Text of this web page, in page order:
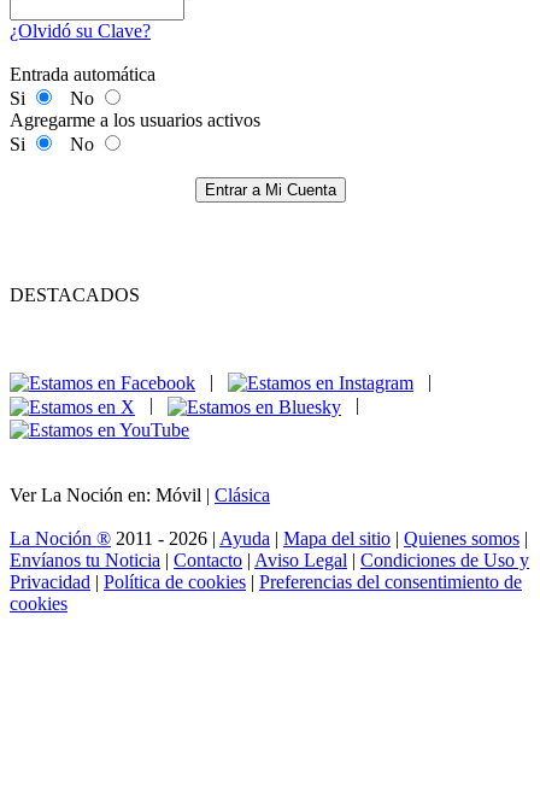
¿Olvidó su Clave?
Entrada automática
Si
No
Agregarme a los usuarios activos
Si
No
Entrar a Mi Cuenta
DESTACADOS
|
|
|
|
Ver La Noción en: Móvil | Clásica
La Noción ® 2011 - 2026 | Ayuda | Mapa del sitio | Quienes somos |
Envíanos tu Noticia | Contacto | Aviso Legal | Condiciones de Uso y
Privacidad | Política de cookies | Preferencias del consentimiento de
cookies